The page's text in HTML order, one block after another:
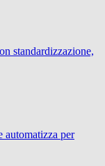
standardizzazione,
automatizza per